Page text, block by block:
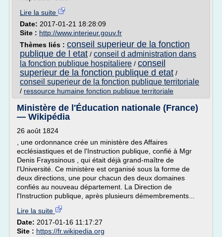
Lire la suite
Date: 2017-01-21 18:28:09
Site : http://www.interieur.gouv.fr
Thèmes liés : conseil superieur de la fonction
publique de l etat / conseil d administration dans
la fonction publique hospitaliere / conseil
superieur de la fonction publique d etat /
conseil superieur de la fonction publique territoriale
/ ressource humaine fonction publique territoriale
Ministère de l'Éducation nationale (France)
— Wikipédia
26 août 1824
, une ordonnance crée un ministère des Affaires
ecclésiastiques et de l'Instruction publique, confié à Mgr
Denis Frayssinous , qui était déjà grand-maître de
l'Université. Ce ministère est organisé sous la forme de
deux directions, une pour chacun des deux domaines
confiés au nouveau département. La Direction de
l'Instruction publique, après plusieurs démembrements...
Lire la suite
Date: 2017-01-16 11:17:27
Site : https://fr.wikipedia.org